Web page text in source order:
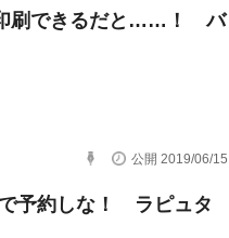
印刷できるだと……！ バ
公開 2019/06/15
予約しな！ ラピュタ